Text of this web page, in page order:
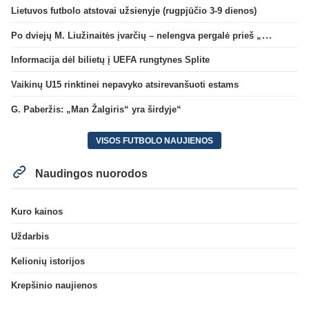
Lietuvos futbolo atstovai užsienyje (rugpjūčio 3-9 dienos)
Po dviejų M. Liužinaitės įvarčių – nelengva pergalė prieš „Bangą“
Informacija dėl bilietų į UEFA rungtynes Splite
Vaikinų U15 rinktinei nepavyko atsirevanšuoti estams
G. Paberžis: „Man Žalgiris“ yra širdyje“
VISOS FUTBOLO NAUJIENOS
Naudingos nuorodos
Kuro kainos
Uždarbis
Kelionių istorijos
Krepšinio naujienos